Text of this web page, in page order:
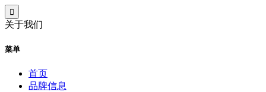
关于我们
菜单
首页
品牌信息